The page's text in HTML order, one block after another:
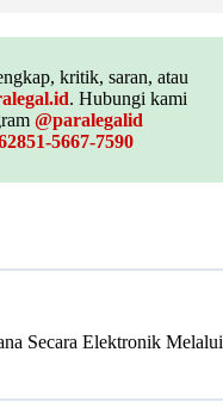
kritik, saran, atau
. Hubungi kami
@paralegalid
5667-7590
Secara Elektronik Melalui